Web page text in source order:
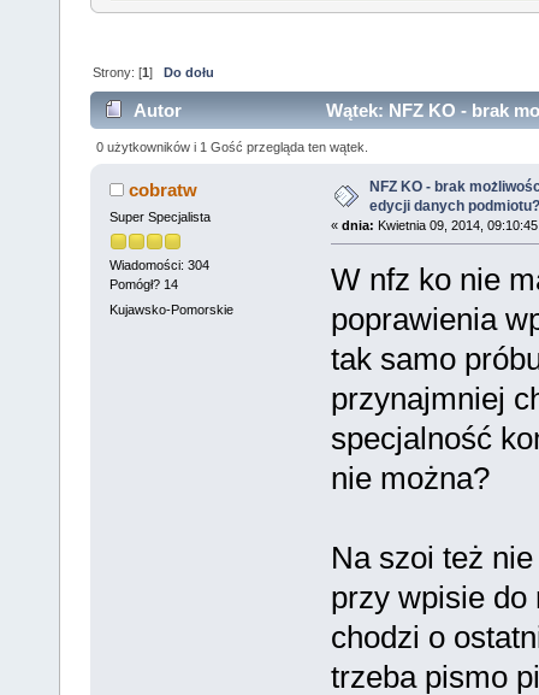
Strony: [1] Do dołu
Autor
Wątek: NFZ KO - brak
(Przeczytany 8344 razy)
0 użytkowników i 1 Gość przegląda ten wątek.
cobratw
Super Specjalista
Wiadomości: 304
Pomógł? 14
Kujawsko-Pomorskie
NFZ KO - brak
edycji danych podmiotu?
« dnia: Kwietnia 09, 2014,
W nfz ko nie
poprawienia
tak samo
przynajmniej
specjalność
nie można?
Na szoi też
przy wpisie do
chodzi o
trzeba pismo